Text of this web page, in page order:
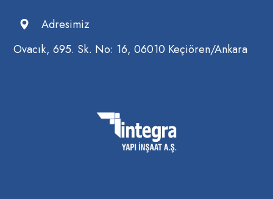
Adresimiz
Ovacık, 695. Sk. No: 16, 06010 Keçiören/Ankara